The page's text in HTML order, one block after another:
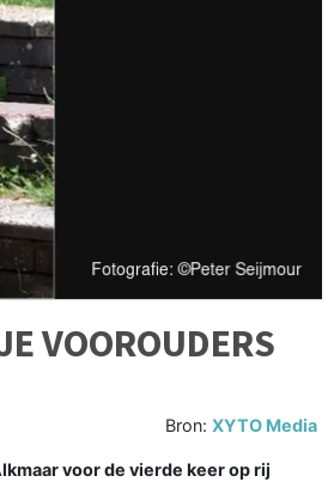
VOOROUDERS
Bron:XYTO Media
voor de vierde keer op rij